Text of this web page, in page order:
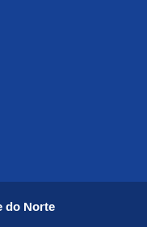
o
do Norte